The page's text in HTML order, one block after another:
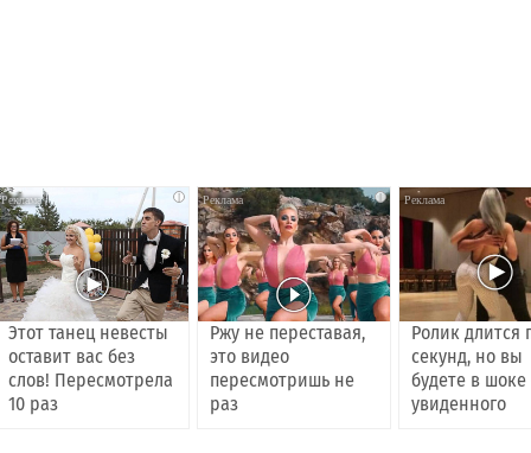
i
Этот танец невесты
оставит вас без
слов! Пересмотрела
10 раз
i
Ржу не переставая,
это видео
пересмотришь не
раз
Ролик длится
секунд, но вы
будете в шоке
увиденного